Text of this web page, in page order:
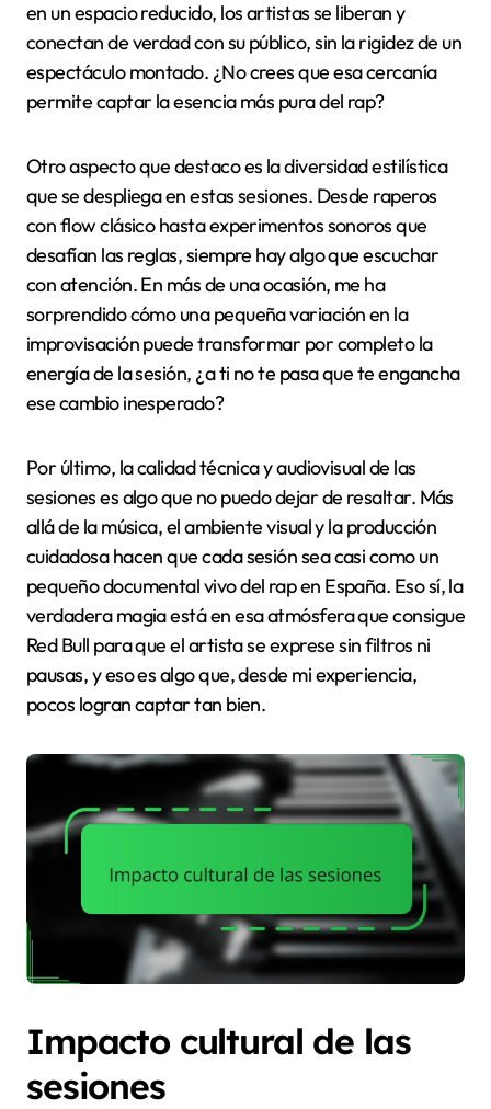
en un espacio reducido, los artistas se liberan y
conectan de verdad con su público, sin la rigidez de un
espectáculo montado. ¿No crees que esa cercanía
permite captar la esencia más pura del rap?
Otro aspecto que destaco es la diversidad estilística
que se despliega en estas sesiones. Desde raperos
con flow clásico hasta experimentos sonoros que
desafían las reglas, siempre hay algo que escuchar
con atención. En más de una ocasión, me ha
sorprendido cómo una pequeña variación en la
improvisación puede transformar por completo la
energía de la sesión, ¿a ti no te pasa que te engancha
ese cambio inesperado?
Por último, la calidad técnica y audiovisual de las
sesiones es algo que no puedo dejar de resaltar. Más
allá de la música, el ambiente visual y la producción
cuidadosa hacen que cada sesión sea casi como un
pequeño documental vivo del rap en España. Eso sí, la
verdadera magia está en esa atmósfera que consigue
Red Bull para que el artista se exprese sin filtros ni
pausas, y eso es algo que, desde mi experiencia,
pocos logran captar tan bien.
Impacto cultural de las
sesiones